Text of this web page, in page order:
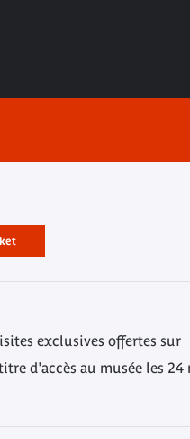
exclusives offertes sur
d'accès au musée les 24